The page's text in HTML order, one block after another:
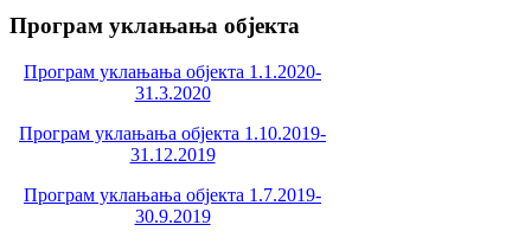
Програм уклањања објекта
Програм уклањања објекта 1.1.2020-
31.3.2020
Програм уклањања објекта 1.10.2019-
31.12.2019
Програм уклањања објекта 1.7.2019-
30.9.2019